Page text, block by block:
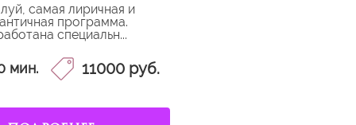
самая лиричная и
программа.
специальн...
мин. 11000 руб.